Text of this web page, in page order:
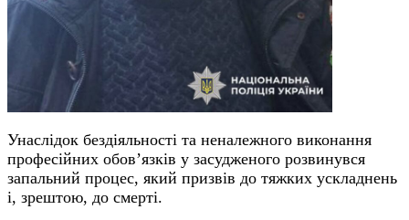
Унаслідок бездіяльності та неналежного виконання
професійних обов’язків у засудженого розвинувся
запальний процес, який призвів до тяжких ускладнень
і, зрештою, до смерті.